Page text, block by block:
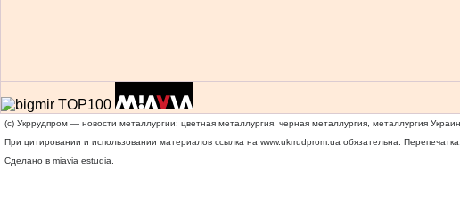
(c) Укррудпром — новости металлургии: цветная металлургия, черная металлургия, металлургия
При цитировании и использовании материалов ссылка на www.ukrrudprom.ua обязательна.
Сделано в miavia estudia.